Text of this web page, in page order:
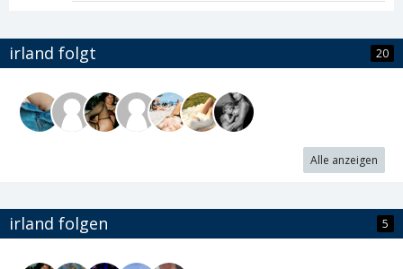
irland folgt 20
Alle anzeigen
irland folgen 5